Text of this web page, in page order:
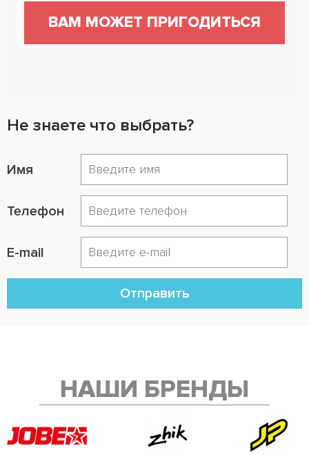
ВАМ МОЖЕТ ПРИГОДИТЬСЯ
Не знаете что выбрать?
Имя
Телефон
E-mail
Отправить
НАШИ БРЕНДЫ